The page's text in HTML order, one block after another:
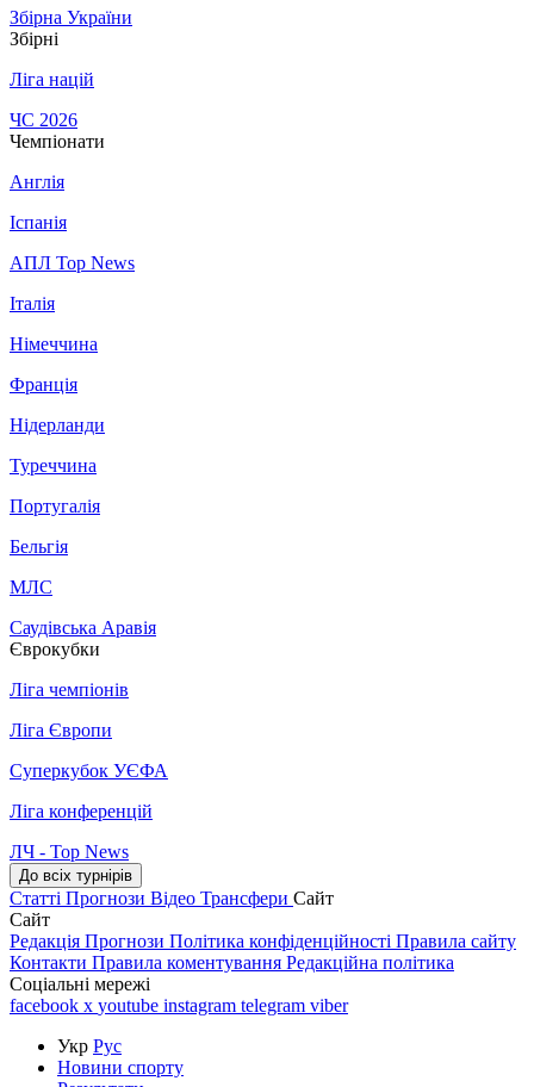
Збірна України
Збірні
Ліга націй
ЧС 2026
Чемпіонати
Англія
Іспанія
АПЛ Top News
Італія
Німеччина
Франція
Нідерланди
Туреччина
Португалія
Бельгія
МЛС
Саудівська Аравія
Єврокубки
Ліга чемпіонів
Ліга Європи
Суперкубок УЄФА
Ліга конференцій
ЛЧ - Top News
До всіх турнірів
Статті Прогнози Відео Трансфери Сайт
Сайт
Редакція Прогнози Політика конфіденційності Правила сайту
Контакти Правила коментування Редакційна політика
Соціальні мережі
facebook x youtube instagram telegram viber
Укр Рус
Новини спорту